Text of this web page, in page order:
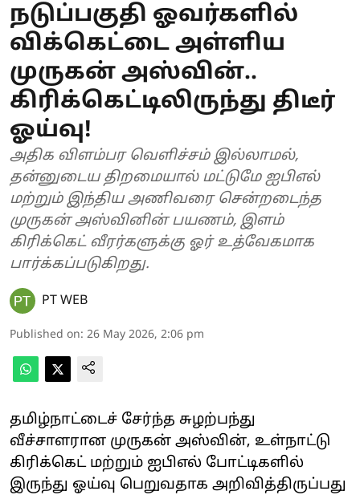
நடுப்பகுதி ஓவர்களில்
விக்கெட்டை அள்ளிய
முருகன் அஸ்வின்..
கிரிக்கெட்டிலிருந்து திடீர்
ஓய்வு!
அதிக விளம்பர வெளிச்சம் இல்லாமல்,
தன்னுடைய திறமையால் மட்டுமே ஐபிஎல்
மற்றும் இந்திய அணிவரை சென்றடைந்த
முருகன் அஸ்வினின் பயணம், இளம்
கிரிக்கெட் வீரர்களுக்கு ஓர் உத்வேகமாக
பார்க்கப்படுகிறது.
PT WEB
Published on: 26 May 2026, 2:06 pm
தமிழ்நாட்டைச் சேர்ந்த சுழற்பந்து
வீச்சாளரான முருகன் அஸ்வின், உள்நாட்டு
கிரிக்கெட் மற்றும் ஐபிஎல் போட்டிகளில்
இருந்து ஓய்வு பெறுவதாக அறிவித்திருப்பது